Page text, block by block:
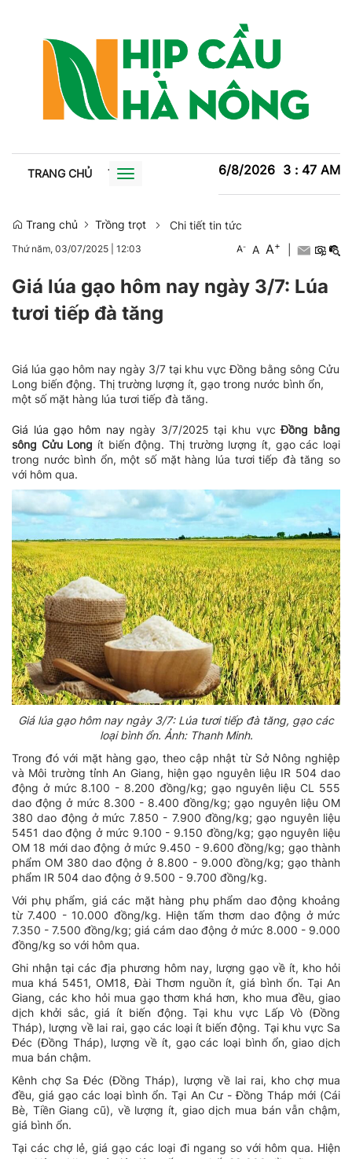
6/8/2026 3 : 47 AM
TRANG CHỦ TIN TỨC TRỒNG TRỌT CHĂN NUÔI
Toggle
Trang chủ Trồng trọt Chi tiết tin tức
Thứ năm, 03/07/2025 12:03 A- A A+
Giá lúa gạo hôm nay ngày 3/7: Lúa
tươi tiếp đà tăng
Giá lúa gạo hôm nay ngày 3/7 tại khu vực Đồng bằng sông Cửu
Long biến động. Thị trường lượng ít, gạo trong nước bình ổn,
một số mặt hàng lúa tươi tiếp đà tăng.
Giá lúa gạo hôm nayngày 3/7/2025 tại khu vựcĐồng bằng
sông Cửu Long ít biến động. Thị trường lượng ít, gạo các loại
trong nước bình ổn, một số mặt hàng lúa tươi tiếp đà tăng so
với hôm qua.
Giá lúa gạo hôm nay ngày 3/7: Lúa tươi tiếp đà tăng, gạo các
loại bình ổn. Ảnh: Thanh Minh.
Trong đó với mặt hàng gạo, theo cập nhật từ Sở Nông nghiệp
và Môi trường tỉnh An Giang, hiện gạo nguyên liệu IR 504 dao
động ở mức 8.100 - 8.200 đồng/kg; gạo nguyên liệu CL 555
dao động ở mức 8.300 - 8.400 đồng/kg; gạo nguyên liệu OM
380 dao động ở mức 7.850 - 7.900 đồng/kg; gạo nguyên liệu
5451 dao động ở mức 9.100 - 9.150 đồng/kg; gạo nguyên liệu
OM 18 mới dao động ở mức 9.450 - 9.600 đồng/kg; gạo thành
phẩm OM 380 dao động ở 8.800 - 9.000 đồng/kg; gạo thành
phẩm IR 504 dao động ở 9.500 - 9.700 đồng/kg.
Với phụ phẩm, giá các mặt hàng phụ phẩm dao động khoảng
từ 7.400 - 10.000 đồng/kg. Hiện tấm thơm dao động ở mức
7.350 - 7.500 đồng/kg; giá cám dao động ở mức 8.000 - 9.000
đồng/kg so với hôm qua.
Ghi nhận tại các địa phương hôm nay, lượng gạo về ít, kho hỏi
mua khá 5451, OM18, Đài Thơm nguồn ít, giá bình ổn. Tại An
Giang, các kho hỏi mua gạo thơm khá hơn, kho mua đều, giao
dịch khởi sắc, giá ít biến động. Tại khu vực Lấp Vò (Đồng
Tháp), lượng về lai rai, gạo các loại ít biến động. Tại khu vực Sa
Đéc (Đồng Tháp), lượng về ít, gạo các loại bình ổn, giao dịch
mua bán chậm.
Kênh chợ Sa Đéc (Đồng Tháp), lượng về lai rai, kho chợ mua
đều, giá gạo các loại bình ổn. Tại An Cư - Đồng Tháp mới (Cái
Bè, Tiền Giang cũ), về lượng ít, giao dịch mua bán vẫn chậm,
giá bình ổn.
Tại các chợ lẻ, giá gạo các loại đi ngang so với hôm qua. Hiện